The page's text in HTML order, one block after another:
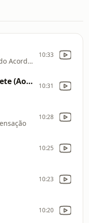
Wesley Safadão Tarcísio do Acordeon
10:33
Coraçãozinho Periguete (Ao Vivo) 10:31
10:28
10:25
10:23
10:20